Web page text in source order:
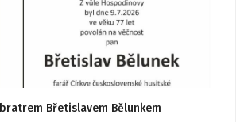
Břetislavem Bělunkem